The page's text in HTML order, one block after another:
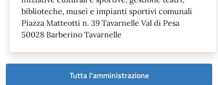
biblioteche, musei e impianti sportivi comunali
Piazza Matteotti n. 39 Tavarnelle Val di Pesa
50028 Barberino Tavarnelle
Tutta l'amministrazione